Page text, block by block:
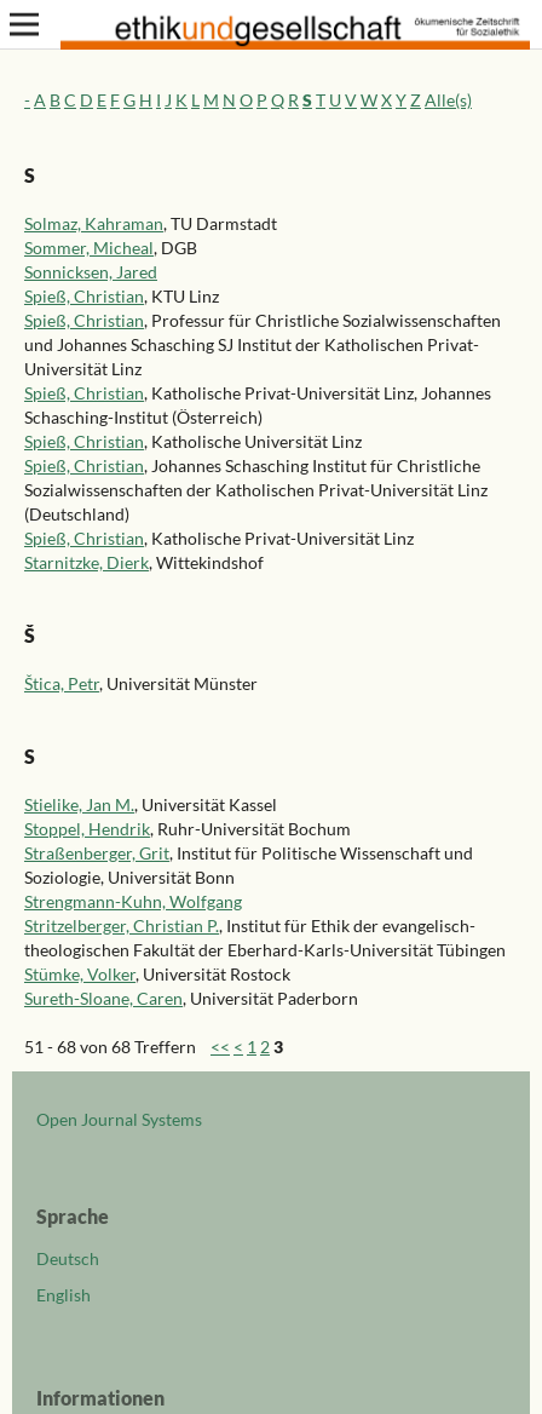
-A BC D E FG H I J K L M N O P Q R ST U VWXYZAlle(s)
S
Solmaz, Kahraman, TU Darmstadt
Sommer, Micheal, DGB
Sonnicksen, Jared
Spieß, Christian, KTU Linz
Spieß, Christian, Professur für Christliche Sozialwissenschaften
und Johannes Schasching SJ Institut der Katholischen Privat-
Universität Linz
Spieß, Christian, Katholische Privat-Universität Linz, Johannes
Schasching-Institut (Österreich)
Spieß, Christian, Katholische Universität Linz
Spieß, Christian, Johannes Schasching Institut für Christliche
Sozialwissenschaften der Katholischen Privat-Universität Linz
(Deutschland)
Spieß, Christian, Katholische Privat-Universität Linz
Starnitzke, Dierk, Wittekindshof
Š
Štica, Petr, Universität Münster
S
Stielike, Jan M., Universität Kassel
Stoppel, Hendrik, Ruhr-Universität Bochum
Straßenberger, Grit, Institut für Politische Wissenschaft und
Soziologie, Universität Bonn
Strengmann-Kuhn, Wolfgang
Stritzelberger, Christian P., Institut für Ethik der evangelisch-
theologischen Fakultät der Eberhard-Karls-Universität Tübingen
Stümke, Volker, Universität Rostock
Sureth-Sloane, Caren, Universität Paderborn
51 - 68 von 68 Treffern << < 1 23
Open Journal Systems
Sprache
Deutsch
English
Informationen